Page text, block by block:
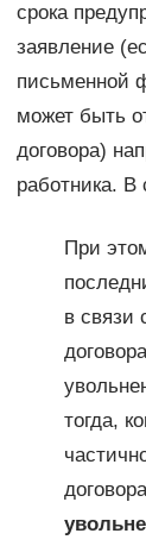
срока
заявление
письменной
может быть
договора)
работника. В
При
в связи
тогда,